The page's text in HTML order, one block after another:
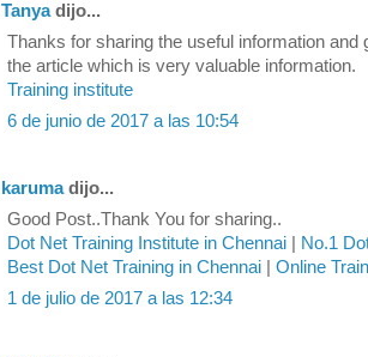
Tanyadijo...
Thanks for sharing the useful information and
the article which is very valuable information.
Training institute
6 de junio de 2017 a las 10:54
karumadijo...
Good Post..Thank You for sharing..
Dot Net Training Institute in Chennai
No.1
Best Dot Net Training in Chennai
Online
1 de julio de 2017 a las 12:34